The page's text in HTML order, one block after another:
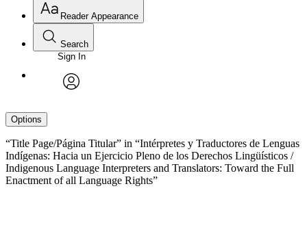
Reader Appearance
Search
Sign In
Options
“Title Page/Página Titular” in “Intérpretes y Traductores de Lenguas
Indígenas: Hacia un Ejercicio Pleno de los Derechos Lingüísticos /
Indigenous Language Interpreters and Translators: Toward the Full
Enactment of all Language Rights”